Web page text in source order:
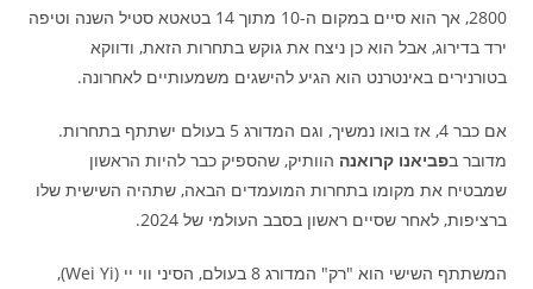
2800, אך הוא סיים במקום ה-10 מתוך 14 בטאטא סטיל השנה וטיפה
ירד בדירוג, אבל הוא כן ניצח את גוקש בתחרות הזאת, ודווקא
בטורנירים באינטרנט הוא הגיע להישגים משמעותיים לאחרונה.
אם כבר 4, אז בואו נמשיך, וגם המדורג 5 בעולם ישתתף בתחרות.
מדובר בפביאנו קרואנה הוותיק, שהספיק כבר להיות הראשון
שמבטיח את מקומו בתחרות המועמדים הבאה, שתהיה השישית שלו
ברציפות, לאחר שסיים ראשון בסבב העולמי של 2024.
המשתתף השישי הוא "רק" המדורג 8 בעולם, הסיני ווי יי (Wei Yi),